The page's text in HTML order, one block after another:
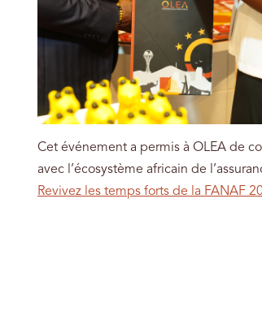
Cet événement a permis à OLEA de
avec l’écosystème africain de
Revivez les temps forts de la FANAF